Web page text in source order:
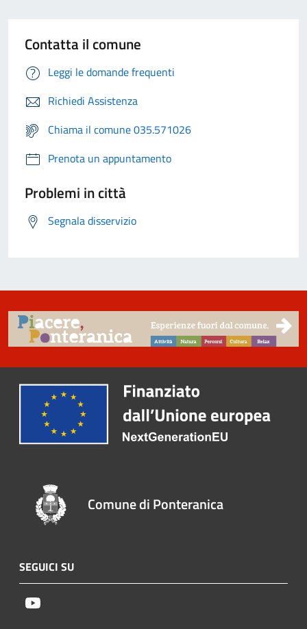
Contatta il comune
Leggi le domande frequenti
Richiedi Assistenza
Chiama il comune 035.571026
Prenota un appuntamento
Problemi in città
Segnala disservizio
Comune di Ponteranica
SEGUICI SU